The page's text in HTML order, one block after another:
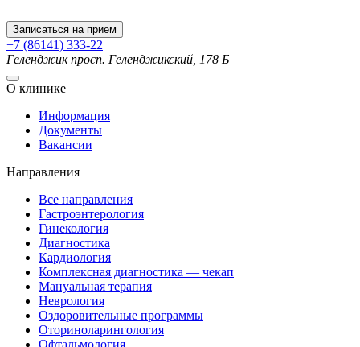
Записаться на прием
+7 (86141) 333-22
Геленджикпросп. Геленджикский, 178 Б
О клинике
Информация
Документы
Вакансии
Направления
Все направления
Гастроэнтерология
Гинекология
Диагностика
Кардиология
Комплексная диагностика — чекап
Мануальная терапия
Неврология
Оздоровительные программы
Оториноларингология
Офтальмология